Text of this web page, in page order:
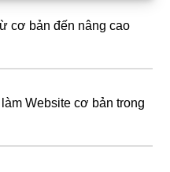
cơ bản đến nâng cao
Website cơ bản trong